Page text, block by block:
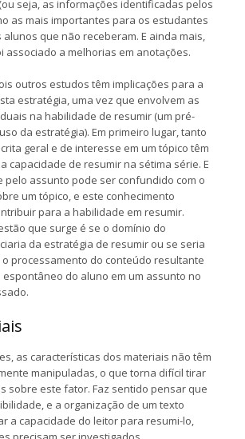
seja, as informações identificadas pelos
as mais importantes para os estudantes
alunos que não receberam. E ainda mais,
associado a melhorias em anotações.
outros estudos têm implicações para a
estratégia, uma vez que envolvem as
na habilidade de resumir (um pré-
da estratégia). Em primeiro lugar, tanto
geral e de interesse em um tópico têm
capacidade de resumir na sétima série. E
pelo assunto pode ser confundido com o
um tópico, e este conhecimento
para a habilidade em resumir.
que surge é se o domínio do
da estratégia de resumir ou se seria
processamento do conteúdo resultante
do aluno em um assunto no
as características dos materiais não têm
manipuladas, o que torna difícil tirar
sobre este fator. Faz sentido pensar que
e a organização de um texto
a capacidade do leitor para resumi-lo,